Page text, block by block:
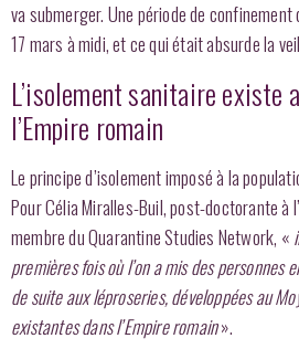
va submerger. Une période de confinement
17 mars à midi, et ce qui était absurde la
L’isolement sanitaire existe
l’Empire romain
Le principe d’isolement imposé à la
Pour Célia Miralles-Buil, post-doctorante à
membre du Quarantine Studies Network, «
premières fois où l’on a mis des personnes
de suite aux léproseries, développées au
existantes dans l’Empire romain».